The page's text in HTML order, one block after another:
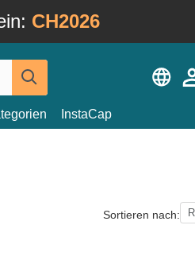
CH2026
InstaCap
Sortieren nach: